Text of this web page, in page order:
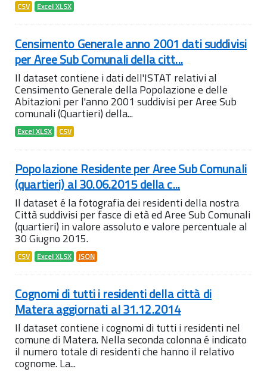
CSV Excel XLSX
Censimento Generale anno 2001 dati suddivisi
per Aree Sub Comunali della citt...
Il dataset contiene i dati dell'ISTAT relativi al
Censimento Generale della Popolazione e delle
Abitazioni per l'anno 2001 suddivisi per Aree Sub
comunali (Quartieri) della...
Excel XLSX CSV
Popolazione Residente per Aree Sub Comunali
(quartieri) al 30.06.2015 della c...
Il dataset é la fotografia dei residenti della nostra
Città suddivisi per fasce di età ed Aree Sub Comunali
(quartieri) in valore assoluto e valore percentuale al
30 Giugno 2015.
CSV Excel XLSX JSON
Cognomi di tutti i residenti della città di
Matera aggiornati al 31.12.2014
Il dataset contiene i cognomi di tutti i residenti nel
comune di Matera. Nella seconda colonna é indicato
il numero totale di residenti che hanno il relativo
cognome. La...